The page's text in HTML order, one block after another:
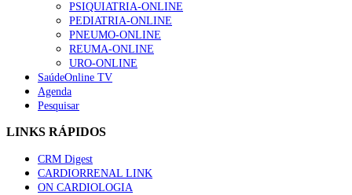
Quase quatro em cada dez doentes com enfarte
apresentavam níveis elevados de Lp(a), revela estudo
84 visualizações
mama triplo negativo metastático em doentes não
elegíveis para inibidores PD-(L)1
58 visualizações
PSIQUIATRIA-ONLINE
PEDIATRIA-ONLINE
PNEUMO-ONLINE
REUMA-ONLINE
URO-ONLINE
SaúdeOnline TV
Agenda
Pesquisar
LINKS RÁPIDOS
CRM Digest
CARDIORRENAL LINK
ON CARDIOLOGIA